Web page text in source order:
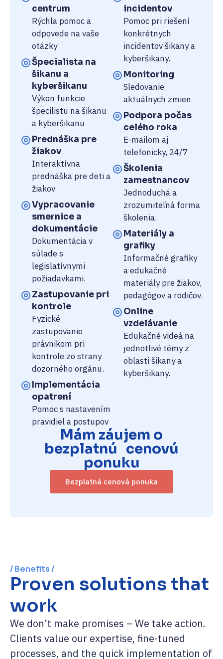
centrum
Rýchla pomoc a
odpovede na vaše
otázky
Špecialista na
šikanu a
kyberšikanu
Výkon funkcie
špecilistu na šikanu
a kyberšikanu
Prednáška pre
žiakov
Interaktívna
prednáška pre deti a
žiakov
Vypracovanie
smernice a
dokumentácie
Dokumentácia v
súlade s
legislatívnymi
požiadavkami.
Zastupovanie pri
kontrole
Fyzické
zastupovanie
právnikom pri
kontrole zo strany
dozorného orgánu.
Implementácia
opatrení
Pomoc s nastavením
pravidiel a postupov
incidentov
Pomoc pri riešení
konkrétnych
incidentov šikany a
kyberšikany.
Monitoring
Sledovanie
aktuálnych zmien
Podpora počas
celého roka
E-mailom aj
telefonicky, 24/7
Školenia
zamestnancov
Jednoduchá a
zrozumiteľná forma
školenia.
Materiály a
grafiky
Informačné grafiky
a edukačné
materiály pre žiakov,
pedagógov a rodičov.
Online
vzdelávanie
Edukačné videá na
jednotlivé témy z
oblasti šikany a
kyberšikany.
Mám záujem o
bezplatnú cenovú
ponuku
Bezplatná cenová ponuka
/ Benefits /
Proven solutions that
work
We don’t make promises – We take action.
Clients value our expertise, fine-tuned
processes, and the quick implementation of